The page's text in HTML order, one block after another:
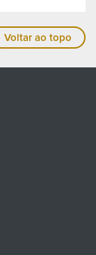
Voltar ao topo